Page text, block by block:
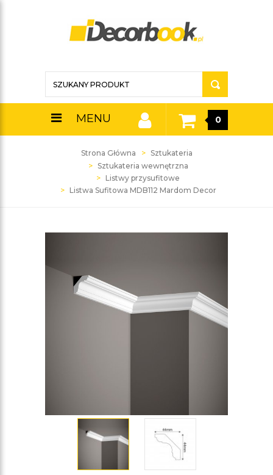
MENU 0
Strona Główna
Sztukateria
Sztukateria wewnętrzna
Listwy przysufitowe
Listwa Sufitowa MDB112 Mardom Decor